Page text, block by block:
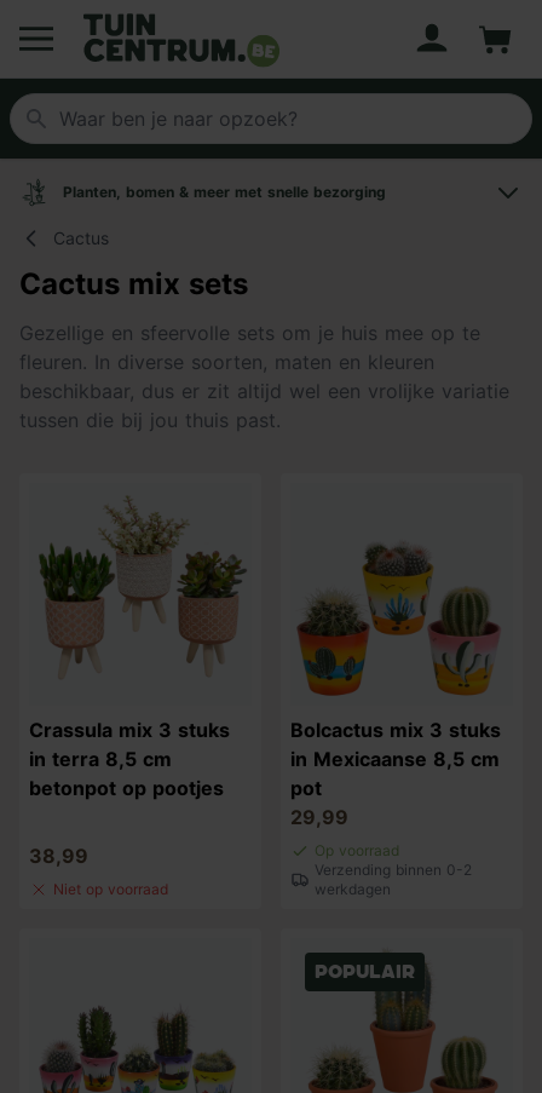
Logo Tuincentrum.be
Planten, bomen & meer met snelle bezorging
Cactus
Cactus mix sets
Gezellige en sfeervolle sets om je huis mee op te
fleuren. In diverse soorten, maten en kleuren
beschikbaar, dus er zit altijd wel een vrolijke variatie
tussen die bij jou thuis past.
Crassula mix 3 stuks
in terra 8,5 cm
betonpot op pootjes
38,99
Niet op voorraad
Bolcactus mix 3 stuks
in Mexicaanse 8,5 cm
pot
29,99
Op voorraad
Verzending binnen 0-2
werkdagen
Populair